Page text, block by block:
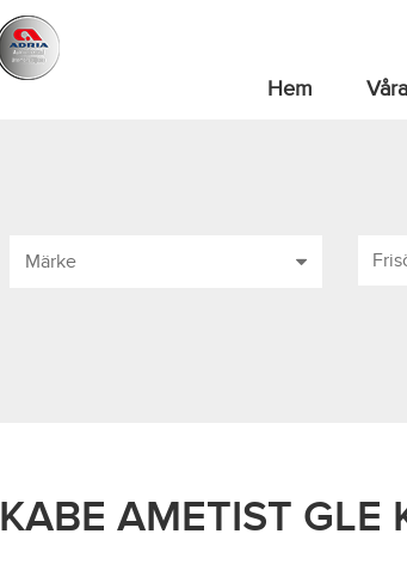
Hem
Märke
KABE AMETIST GLE